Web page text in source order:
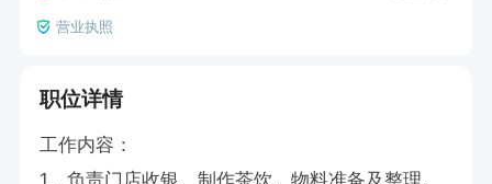
营业执照
职位详情
工作内容：
1、负责门店收银、制作茶饮、物料准备及整理。